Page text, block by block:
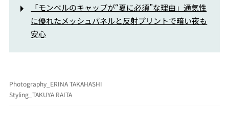
「モンベルのキャップが“夏に必須”な理由」通気性
に優れたメッシュパネルと反射プリントで暗い夜も
安心
Photography_ERINA TAKAHASHI
Styling_TAKUYA RAITA